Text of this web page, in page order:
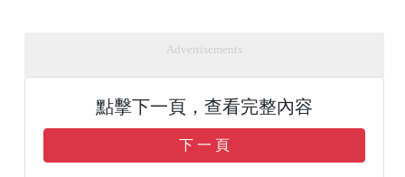
Advertisements
點擊下一頁，查看完整內容
下 一 頁